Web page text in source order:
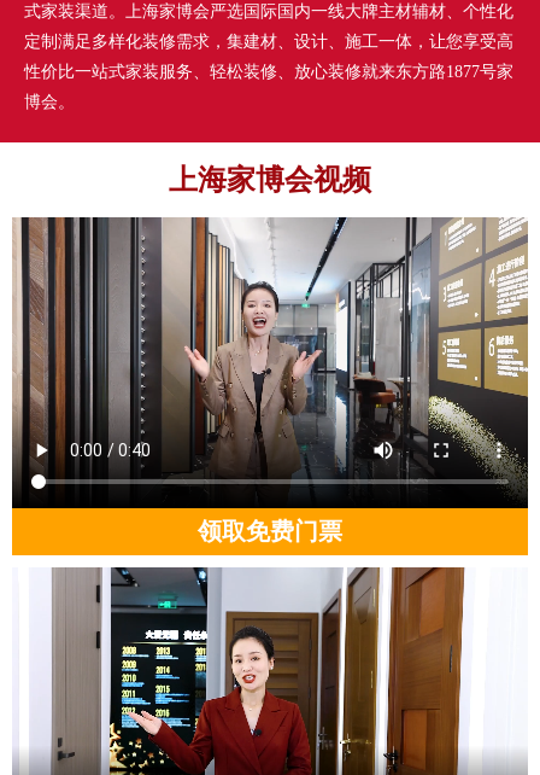
式家装渠道。上海家博会严选国际国内一线大牌主材辅材、个性化
定制满足多样化装修需求，集建材、设计、施工一体，让您享受高
性价比一站式家装服务、轻松装修、放心装修就来东方路1877号家
博会。
上海家博会视频
领取免费门票